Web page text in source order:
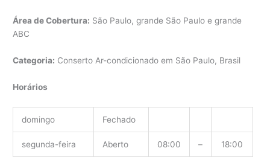
Área de Cobertura: São Paulo, grande São Paulo e grande
ABC
Categoria: Conserto Ar-condicionado em São Paulo, Brasil
Horários
domingo Fechado
segunda-feira Aberto 08:00 – 18:00